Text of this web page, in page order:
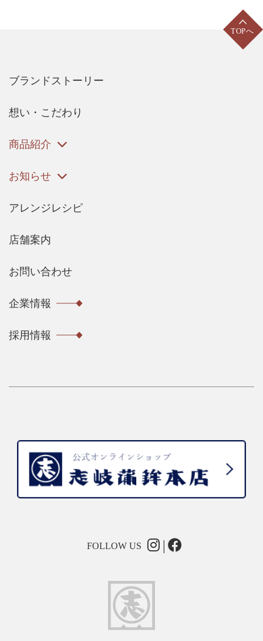
ブランドストーリー
想い・こだわり
商品紹介
お知らせ
アレンジレシピ
店舗案内
お問い合わせ
企業情報
採用情報
FOLLOW US